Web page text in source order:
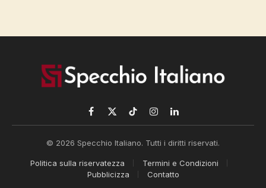
Facebook
X
TikTokInstagramLinkedIn
© 2026 Specchio Italiano. Tutti i diritti riservati.
Politica sulla riservatezza
Termini e Condizioni
Pubblicizza
Contatto